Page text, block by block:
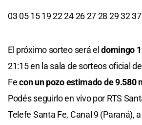
03 05 15 19 22 24 26 27 28 29 32
El próximo sorteo será eldomingo
21:15 en la sala de sorteos oficial
Fecon un pozo estimado de 9.580
Podés seguirlo en vivo por RTS
Telefe Santa Fe, Canal 9 (Paraná),